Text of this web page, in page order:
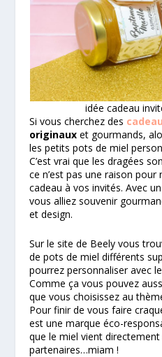
idée cadeau
Si vous cherchez des
originaux et gourmands,
les petits pots de miel
C’est vrai que les dragées
ce n’est pas une raison
cadeau à vos invités. Avec
vous alliez souvenir
et design.
Sur le site de Beely vous
de pots de miel différents
pourrez personnaliser avec
Comme ça vous pouvez
que vous choisissez au
Pour finir de vous faire
est une marque éco-
que le miel vient
partenaires…miam !